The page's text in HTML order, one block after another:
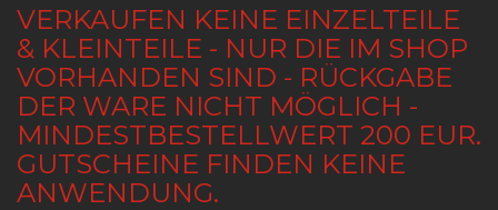
VERKAUFEN KEINE EINZELTEILE
& KLEINTEILE - NUR DIE IM SHOP
VORHANDEN SIND - RÜCKGABE
DER WARE NICHT MÖGLICH -
MINDESTBESTELLWERT 200 EUR.
GUTSCHEINE FINDEN KEINE
ANWENDUNG.